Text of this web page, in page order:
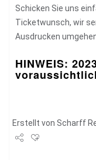
Schicken Sie uns
Ticketwunsch, wir
Ausdrucken
HINWEIS:
Erstellt von Scharff